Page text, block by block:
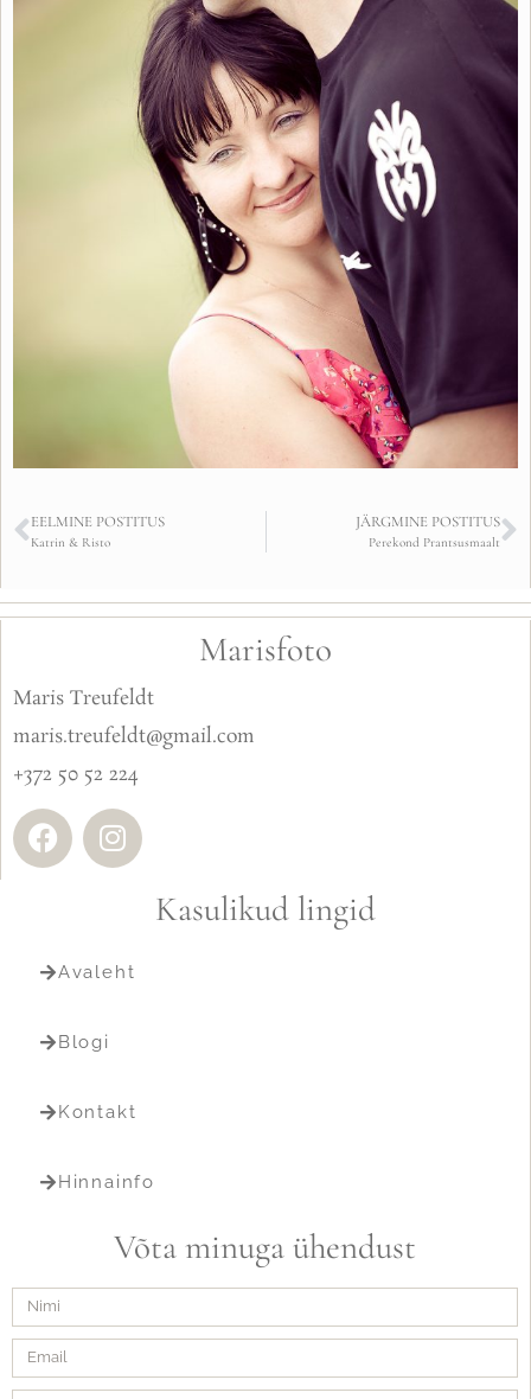
EELMINE POSTITUS
Katrin & Risto
JÄRGMINE POSTITUS
Perekond Prantsusmaalt
Marisfoto
Maris Treufeldt
maris.treufeldt@gmail.com
+372 50 52 224
Kasulikud lingid
Avaleht
Blogi
Kontakt
Hinnainfo
Võta minuga ühendust